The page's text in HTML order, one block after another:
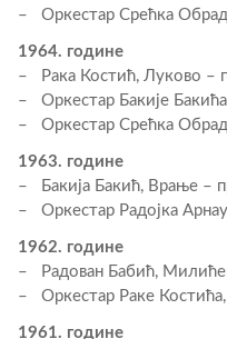
– Оркестар Срећка
1964. године
– Рака Костић, Луково –
– Оркестар Бакије
– Оркестар Срећка
1963. године
– Бакија Бакић, Врање –
– Оркестар Радојка
1962. године
– Радован Бабић,
– Оркестар Раке
1961. године